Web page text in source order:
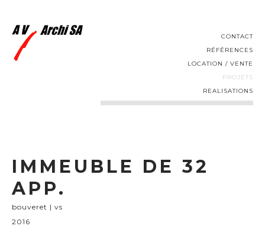
CONTACT
RÉFÉRENCES
LOCATION / VENTE
PROJETS
REALISATIONS
IMMEUBLE DE 32
APP.
bouveret | vs
2016